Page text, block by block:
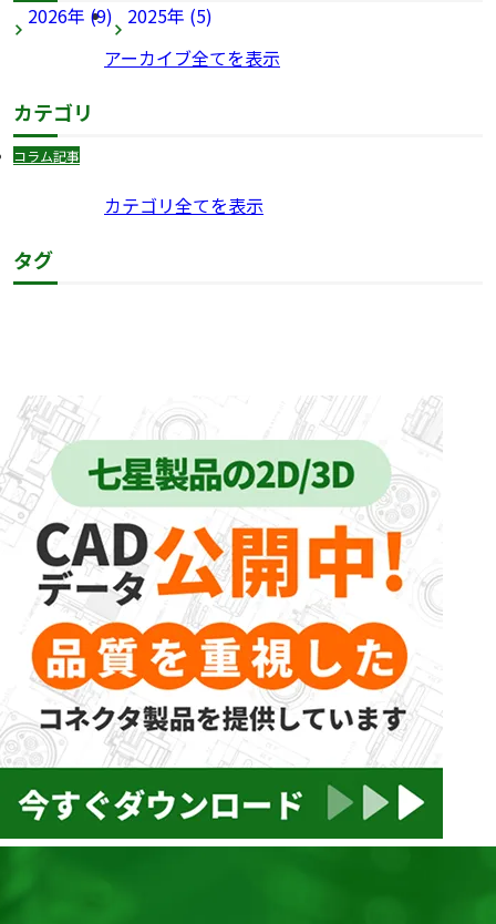
2026年 (9)
2025年 (5)
アーカイブ全てを表示
カテゴリ
コラム記事
カテゴリ全てを表示
タグ